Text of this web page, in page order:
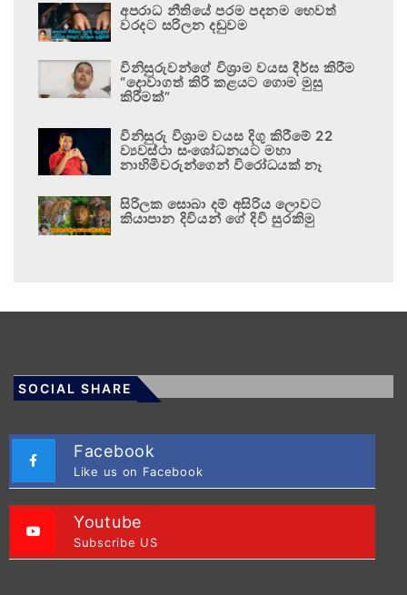
අපරාධ නීතියේ පරම පදනම හෙවත්
වරදට සරිලන දඬුවම
විනිසුරුවන්ගේ විශ්‍රාම වයස දීර්ඝ කිරීම
“දොවාගත් කිරි කළයට ගොම මුසු
කිරීමක්”
විනිසුරු විශ්‍රාම වයස දිගු කිරීමේ 22
ව්‍යවස්ථා සංශෝධනයට මහා
නාහිමිවරුන්ගෙන් විරෝධයක් නෑ
සිරිලක සොබා දම් අසිරිය ලොවට
කියාපාන දිවියන් ගේ දිවි සුරකිමු
SOCIAL SHARE
Facebook
Like us on Facebook
Youtube
Subscribe US